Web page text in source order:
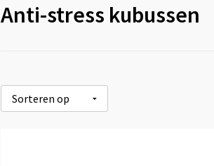
Anti-stress kubussen